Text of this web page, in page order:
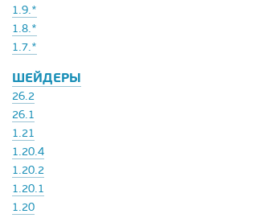
1.9.*
1.8.*
1.7.*
ШЕЙДЕРЫ
26.2
26.1
1.21
1.20.4
1.20.2
1.20.1
1.20